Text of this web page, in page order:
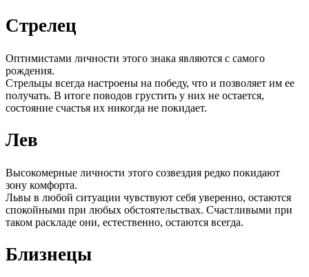
Стрелец
Оптимистами личности этого знака являются с самого
рождения.
Стрельцы всегда настроены на победу, что и позволяет им ее
получать. В итоге поводов грустить у них не остается,
состояние счастья их никогда не покидает.
Лев
Высокомерные личности этого созвездия редко покидают
зону комфорта.
Львы в любой ситуации чувствуют себя уверенно, остаются
спокойными при любых обстоятельствах. Счастливыми при
таком раскладе они, естественно, остаются всегда.
Близнецы